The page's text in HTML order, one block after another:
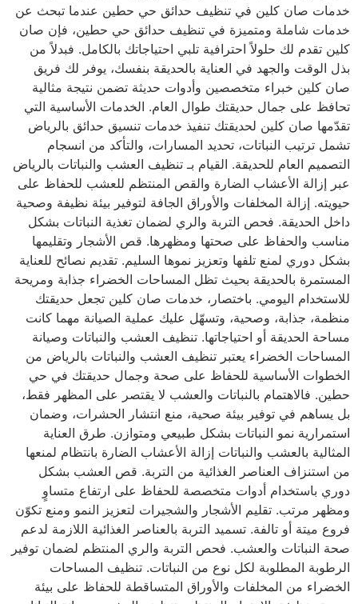
خدمات صان كلين في تنظيف حدائق حي حطين عندما تبحث عن
خدمات شاملة ومتميزة في تنظيف حدائق حي حطين، فإن صان
كلين تقدم لك حلولاً احترافية تلبي احتياجاتك بالكامل. فبدلاً من
بذل الوقت والجهد في العناية بالحديقة بنفسك، يوفر لك فريق
صان كلين خبراء متخصصين وأدوات حديثة تضمن نتيجة مثالية
تحافظ على جمال حديقتك طوال العام. الخدمات الأساسية التي
تقدّمها صان كلين لحديقتك تنفيذ خدمات تنسيق حدائق بالرياض
تشمل ترتيب النباتات، تحديد المسارات، والتأكد من انسجام
التصميم العام للحديقة. القيام بـ تنظيف العشب والنباتات بالرياض
عبر إزالة الأعشاب الضارة والقص المنتظم للعشب للحفاظ على
حيويته. إزالة المخلفات والأوراق الجافة لتوفير بيئة نظيفة وصحية
داخل الحديقة. فحص التربة والري لضمان تغذية النباتات بشكل
مناسب والحفاظ على صحتها ومظهرها. قص الأشجار وتقليمها
بشكل دوري لمنع تلفها وتعزيز نموها السليم. تقديم نصائح للعناية
المستمرة بالحديقة بحيث تظل المساحات الخضراء جذابة ومريحة
للاستخدام اليومي. باختصار، خدمات صان كلين تجعل حديقتك
منظمة، جذابة، وصحية، وتسهّل عليك عملية الصيانة مهما كانت
مساحة الحديقة أو احتياجاتها. تنظيف العشب والنباتات وصيانة
المساحات الخضراء يعتبر تنظيف العشب والنباتات بالرياض من
الخطوات الأساسية للحفاظ على صحة وجمال حديقتك في حي
حطين. فالاهتمام بالنباتات والعشب لا يقتصر على المظهر فقط،
بل يساهم في توفير بيئة صحية، منع انتشار الحشرات، وضمان
استمرارية نمو النباتات بشكل طبيعي ومتوازن. طرق العناية
المثالية بالعشب والنباتات إزالة الأعشاب الضارة بانتظام لمنعها
من استنزاف العناصر الغذائية من التربة. قص العشب بشكل
دوري باستخدام أدوات متخصصة للحفاظ على ارتفاع متساوٍ
ومظهر مرتب. تقليم الأشجار والشجيرات لتعزيز النمو ومنع تكوّن
فروع ميتة أو تالفة. تسميد التربة بالعناصر الغذائية اللازمة لدعم
صحة النباتات والعشب. فحص التربة والري المنتظم لضمان توفير
الرطوبة المطلوبة لكل نوع من النباتات. تنظيف المساحات
الخضراء من المخلفات والأوراق المتساقطة للحفاظ على بيئة